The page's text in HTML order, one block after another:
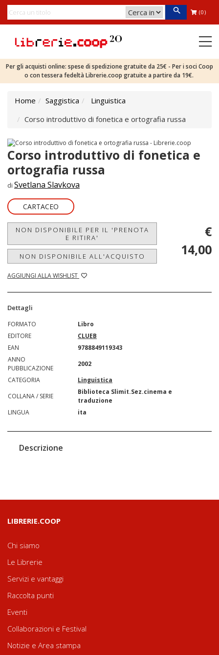
(0)
Per gli acquisti online: spese di spedizione gratuite da 25€ - Per i soci Coop
o con tessera fedeltà Librerie.coop gratuite a partire da 19€.
Home Saggistica
Linguistica
Corso introduttivo di fonetica e ortografia russa
Corso introduttivo di fonetica e
ortografia russa
di Svetlana Slavkova
CARTACEO
NON DISPONIBILE PER IL 'PRENOTA
E RITIRA'
NON DISPONIBILE ALL'ACQUISTO
AGGIUNGI ALLA WISHLIST
€
14,00
Dettagli
FORMATO
Libro
EDITORE
CLUEB
EAN
9788849119343
ANNO
PUBBLICAZIONE
2002
CATEGORIA
Linguistica
COLLANA / SERIE
Biblioteca Slimit.Sez.cinema e
traduzione
LINGUA
ita
Descrizione
LIBRERIE.COOP
Chi siamo
Le Librerie
Servizi e vantaggi
Raccolta punti
Eventi
Collaborazioni e Festival
Notizie e Area stampa